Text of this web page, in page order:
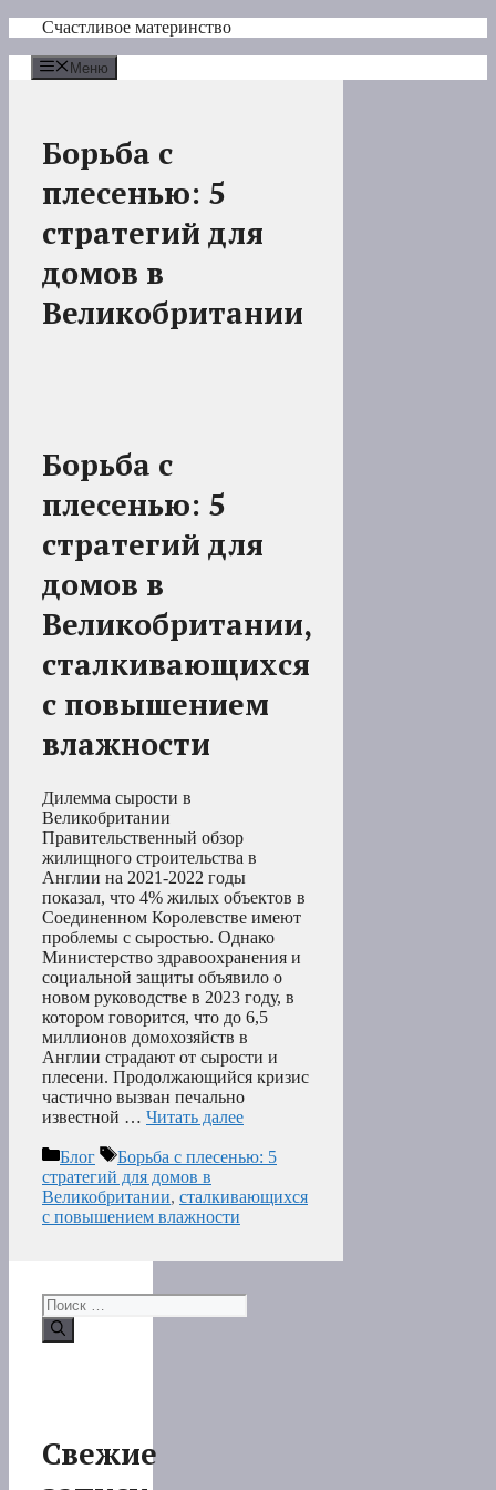
Перейти
содержимому
Счастливое материнство
Меню
Борьба с
плесенью: 5
стратегий для
домов в
Великобритании
Борьба с
плесенью: 5
стратегий для
домов в
Великобритании,
сталкивающихся
с повышением
влажности
Дилемма сырости в
Великобритании
Правительственный обзор
жилищного строительства в
Англии на 2021-2022 годы
показал, что 4% жилых объектов в
Соединенном Королевстве имеют
проблемы с сыростью. Однако
Министерство здравоохранения и
социальной защиты объявило о
новом руководстве в 2023 году, в
котором говорится, что до 6,5
миллионов домохозяйств в
Англии страдают от сырости и
плесени. Продолжающийся кризис
частично вызван печально
известной … Читать далее
Рубрики
Блог Метки
Борьба с плесенью: 5
стратегий для домов в
Великобритании, сталкивающихся
с повышением влажности
Поиск:
Свежие